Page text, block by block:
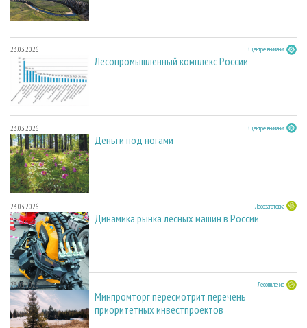
23.03.2026 В центре внимания
Лесопромышленный комплекс России
23.03.2026 В центре внимания
Деньги под ногами
23.03.2026 Лесозаготовка
Динамика рынка лесных машин в России
23.03.2026 Лесопиление
Минпромторг пересмотрит перечень
приоритетных инвестпроектов